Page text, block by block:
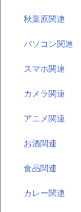
秋葉原関連
パソコン関連
スマホ関連
カメラ関連
アニメ関連
お酒関連
食品関連
カレー関連